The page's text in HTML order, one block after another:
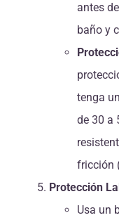
antes
baño y
tenga
de 30 a
fricción
Protección
Usa un